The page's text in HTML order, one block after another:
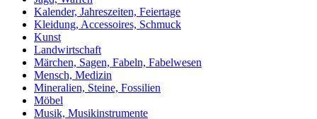
Kalender, Jahreszeiten, Feiertage
Kleidung, Accessoires, Schmuck
Kunst
Landwirtschaft
Märchen, Sagen, Fabeln, Fabelwesen
Mensch, Medizin
Mineralien, Steine, Fossilien
Möbel
Musik, Musikinstrumente